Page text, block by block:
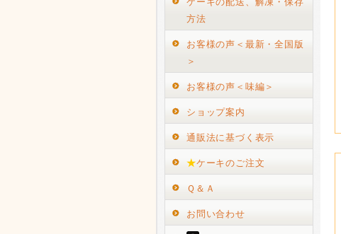
方法
お客様の声＜最新・全国版
＞
お客様の声＜味編＞
ショップ案内
通販法に基づく表示
★ケーキのご注文
Ｑ＆Ａ
お問い合わせ